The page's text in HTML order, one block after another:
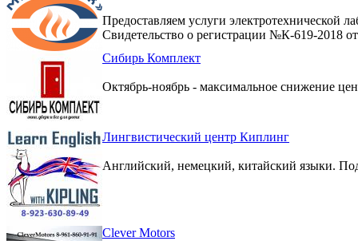
Предоставляем услуги электротехнической
Свидетельство о регистрации №К-619-2018 от
Сибирь Комплект
Октябрь-ноябрь - максимальное снижение
Лингвистический центр Киплинг
Английский, немецкий, китайский языки.
Clever Motors